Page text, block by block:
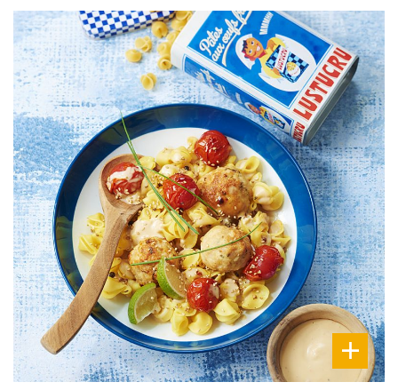
DIFFICULTÉ
PRÉPARATION
15 Min